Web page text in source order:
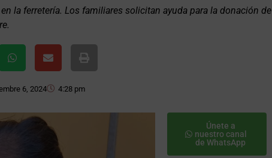
la ferretería. Los familiares solicitan ayuda para la donación de
6, 2024 4:28 pm
Únete a
nuestro canal
de WhatsApp